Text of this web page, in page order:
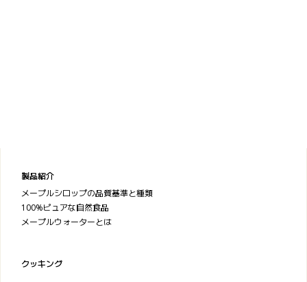
製品紹介
メープルシロップの品質基準と種類
100%ピュアな自然食品
メープルウォーターとは
クッキング